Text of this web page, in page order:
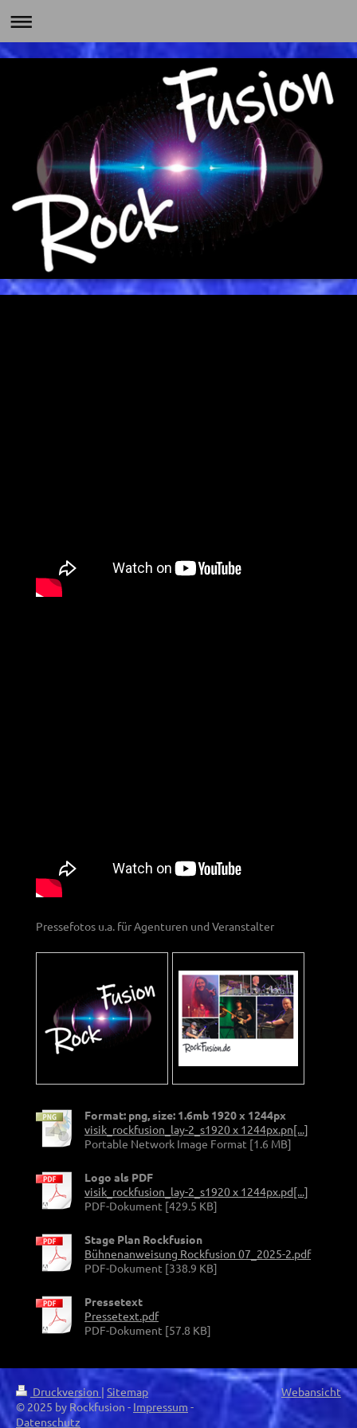
Pressefotos u.a. für Agenturen und Veranstalter
Format: png, size: 1.6mb 1920 x 1244px
visik_rockfusion_lay-2_s1920 x 1244px.pn[...]
Portable Network Image Format [1.6 MB]
Logo als PDF
visik_rockfusion_lay-2_s1920 x 1244px.pd[...]
PDF-Dokument [429.5 KB]
Stage Plan Rockfusion
Bühnenanweisung Rockfusion 07_2025-2.pdf
PDF-Dokument [338.9 KB]
Pressetext
Pressetext.pdf
PDF-Dokument [57.8 KB]
Druckversion | Sitemap
© 2025 by Rockfusion - Impressum -
Datenschutz
Webansicht